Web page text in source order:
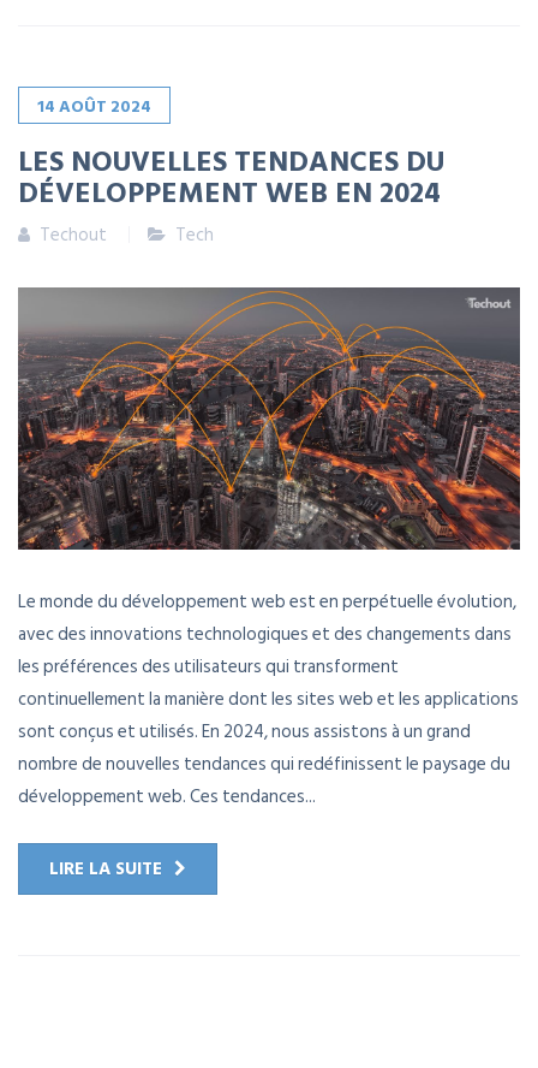
14AOÛT 2024
LES NOUVELLES TENDANCES DU
DÉVELOPPEMENT WEB EN 2024
Techout Tech
Le monde du développement web est en perpétuelle évolution,
avec des innovations technologiques et des changements dans
les préférences des utilisateurs qui transforment
continuellement la manière dont les sites web et les applications
sont conçus et utilisés. En 2024, nous assistons à un grand
nombre de nouvelles tendances qui redéfinissent le paysage du
développement web. Ces tendances...
LIRE LA SUITE